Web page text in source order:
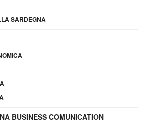
SARDEGNA
BUSINESS COMUNICATION